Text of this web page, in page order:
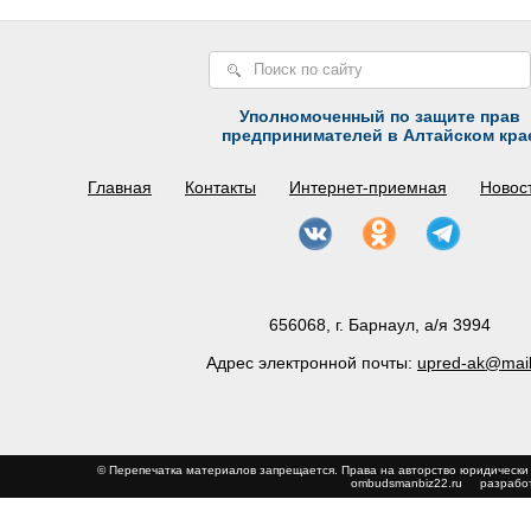
Уполномоченный по защите прав
предпринимателей в Алтайском
Главная Контакты Интернет-приемная
656068, г. Барнаул, а/я 3994
Адрес электронной почты: upred-
© Перепечатка материалов запрещается. Права на авторство
ombudsmanbiz22.ru